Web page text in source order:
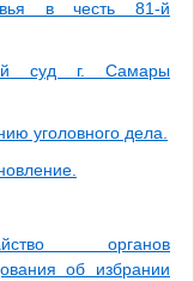
в честь 81-й
суд г. Самары
уголовного дела.
органов
об избрании